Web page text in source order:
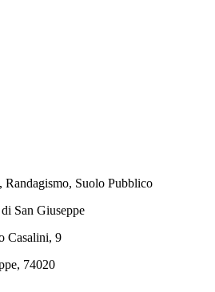
Suolo Pubblico
San Giuseppe
Casalini, 9
74020